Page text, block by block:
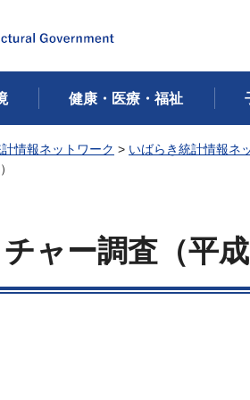
健康・医療・福祉
情報ネットワーク > いばらき統計情報ネ
ャー調査（平成